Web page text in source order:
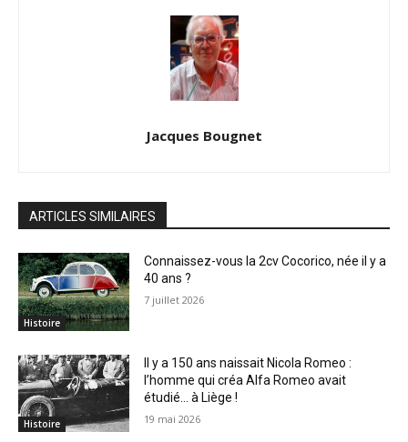
Jacques Bougnet
ARTICLES SIMILAIRES
Histoire
Connaissez-vous la 2cv Cocorico, née il y a
40 ans ?
7 juillet 2026
Histoire
Il y a 150 ans naissait Nicola Romeo :
l’homme qui créa Alfa Romeo avait
étudié… à Liège !
19 mai 2026